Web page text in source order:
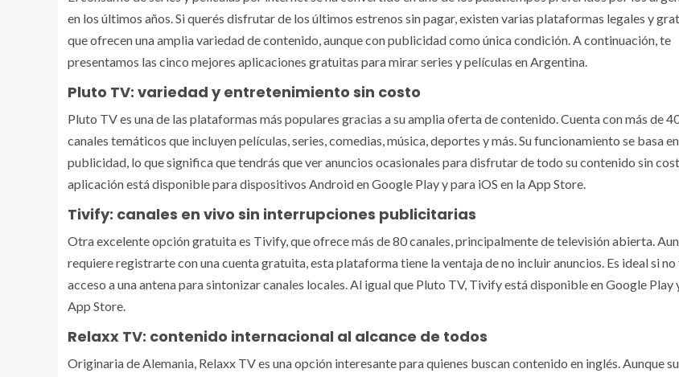
en los últimos años. Si querés disfrutar de los últimos estrenos sin pagar, existen varias plataformas legales y
que ofrecen una amplia variedad de contenido, aunque con publicidad como única condición. A continuación, te
presentamos las cinco mejores aplicaciones gratuitas para mirar series y películas en Argentina.
Pluto TV: variedad y entretenimiento sin costo
Pluto TV es una de las plataformas más populares gracias a su amplia oferta de contenido. Cuenta con más de
canales temáticos que incluyen películas, series, comedias, música, deportes y más. Su funcionamiento se basa
publicidad, lo que significa que tendrás que ver anuncios ocasionales para disfrutar de todo su contenido sin
aplicación está disponible para dispositivos Android en Google Play y para iOS en la App Store.
Tivify: canales en vivo sin interrupciones publicitarias
Otra excelente opción gratuita es Tivify, que ofrece más de 80 canales, principalmente de televisión abierta.
requiere registrarte con una cuenta gratuita, esta plataforma tiene la ventaja de no incluir anuncios. Es ideal si no
acceso a una antena para sintonizar canales locales. Al igual que Pluto TV, Tivify está disponible en Google Play
App Store.
Relaxx TV: contenido internacional al alcance de todos
Originaria de Alemania, Relaxx TV es una opción interesante para quienes buscan contenido en inglés. Aunque su